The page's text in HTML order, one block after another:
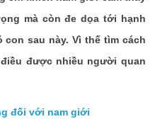
mà còn đe dọa tới hạnh
sau này. Vì thế tìm cách
được nhiều người quan
đối với nam giới